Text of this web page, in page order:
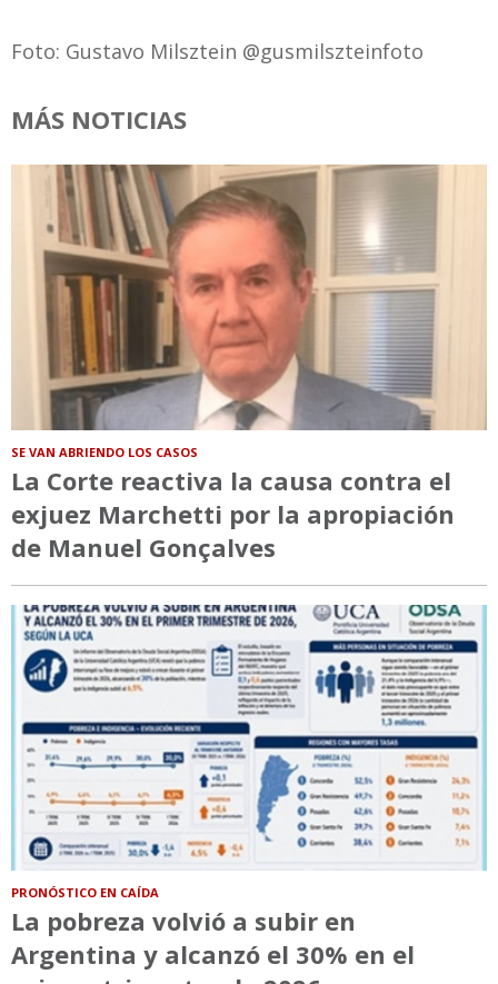
Foto: Gustavo Milsztein @gusmilszteinfoto
MÁS NOTICIAS
SE VAN ABRIENDO LOS CASOS
La Corte reactiva la causa contra el
exjuez Marchetti por la apropiación
de Manuel Gonçalves
PRONÓSTICO EN CAÍDA
La pobreza volvió a subir en
Argentina y alcanzó el 30% en el